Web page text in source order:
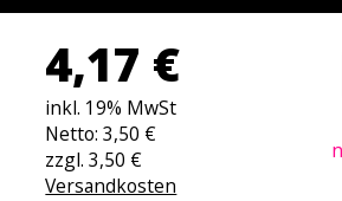
4,17 €
inkl. 19% MwSt
Netto: 3,50 €
zzgl. 3,50 €
Versandkosten